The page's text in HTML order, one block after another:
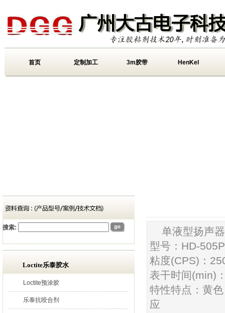
首页 定制加工 3m胶带 HenKel
搜索:
Loctite乐泰胶水
Loctite预涂胶
乐泰抗咬合剂
单液型扬声
型号：HD-505P
粘度(CPS)：
表干时间(min)
特性特点：黄
应